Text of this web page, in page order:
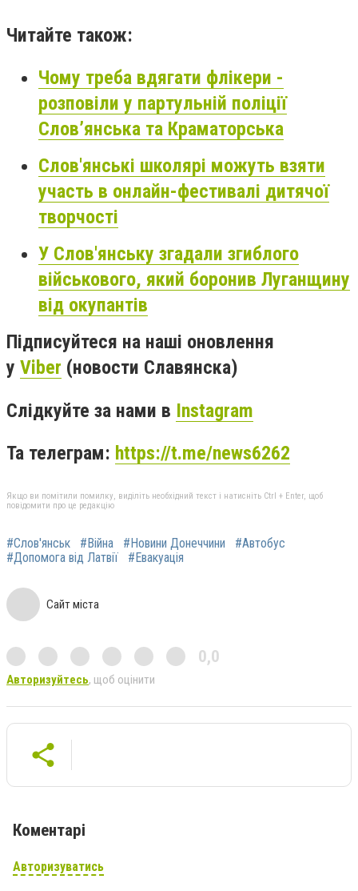
Читайте також:
Чому треба вдягати флікери -
розповіли у партульній поліції
Слов’янська та Краматорська
Слов'янські школярі можуть взяти
участь в онлайн-фестивалі дитячої
творчості
У Слов'янську згадали згиблого
військового, який боронив Луганщину
від окупантів
Підписуйтеся на наші оновлення
у Viber (новости Славянска)
Слідкуйте за нами в Instagram
Та телеграм: https://t.me/news6262
Якщо ви помітили помилку, виділіть необхідний текст і натисніть Ctrl + Enter, щоб
повідомити про це редакцію
#Слов'янськ #Війна #Новини Донеччини
#Автобус
#Допомога від Латвії
#Евакуація
Сайт міста
0,0
Авторизуйтесь, щоб оцінити
Коментарі
Авторизуватись